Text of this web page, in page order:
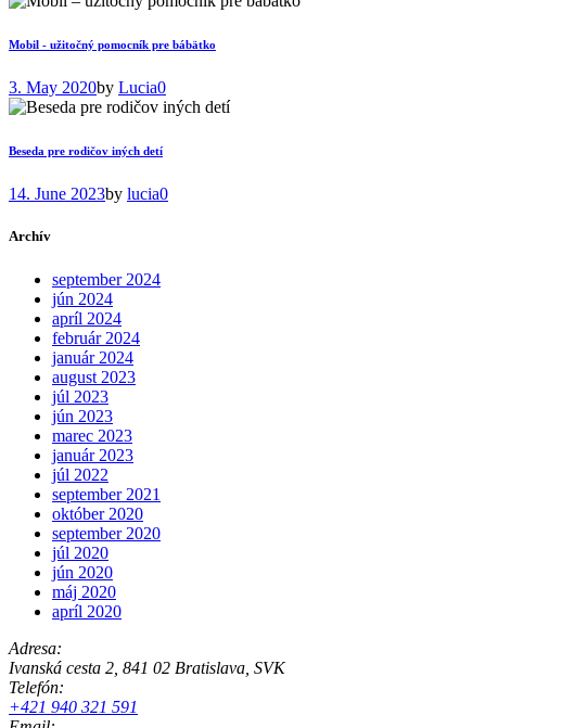
Mobil - užitočný pomocník pre bábätko
3. May 2020by Lucia0
Beseda pre rodičov iných detí
14. June 2023by lucia0
Archív
september 2024
jún 2024
apríl 2024
február 2024
január 2024
august 2023
júl 2023
jún 2023
marec 2023
január 2023
júl 2022
september 2021
október 2020
september 2020
júl 2020
jún 2020
máj 2020
apríl 2020
Adresa:
Ivanská cesta 2, 841 02 Bratislava, SVK
Telefón:
+421 940 321 591